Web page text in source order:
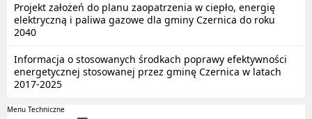
Projekt założeń do planu zaopatrzenia w ciepło, energię
elektryczną i paliwa gazowe dla gminy Czernica do roku
2040
Informacja o stosowanych środkach poprawy efektywności
energetycznej stosowanej przez gminę Czernica w latach
2017-2025
Menu Techniczne